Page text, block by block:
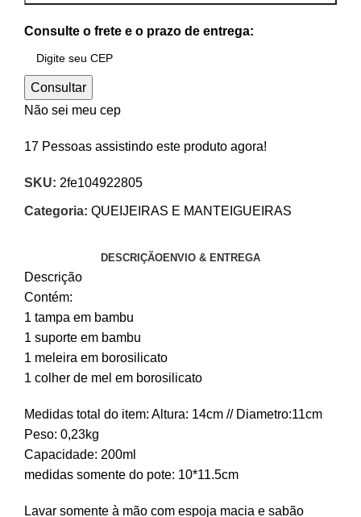
Consulte o frete e o prazo de entrega:
Consultar
Não sei meu cep
17 Pessoas assistindo este produto agora!
SKU: 2fe104922805
Categoria: QUEIJEIRAS E MANTEIGUEIRAS
DESCRIÇÃOENVIO & ENTREGA
Descrição
Contém:
1 tampa em bambu
1 suporte em bambu
1 meleira em borosilicato
1 colher de mel em borosilicato
Medidas total do item: Altura: 14cm // Diametro:11cm
Peso: 0,23kg
Capacidade: 200ml
medidas somente do pote: 10*11.5cm
Lavar somente à mão com espoja macia e sabão